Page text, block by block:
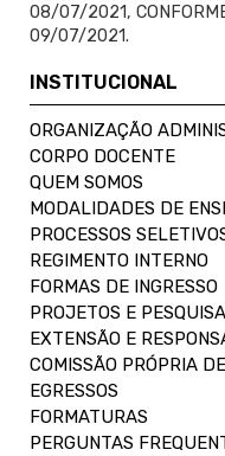
08/07/2021,
09/07/2021.
INSTITUCIONAL
ORGANIZAÇÃO
CORPO DOCENTE
QUEM SOMOS
MODALIDADES DE
PROCESSOS
REGIMENTO INTERNO
FORMAS DE INGRESSO
PROJETOS E
EXTENSÃO E
COMISSÃO PRÓPRIA
EGRESSOS
FORMATURAS
PERGUNTAS